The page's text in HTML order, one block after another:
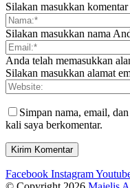
Silakan masukkan komentar
Silakan masukkan nama
Anda telah memasukkan
Silakan masukkan alamat
Simpan nama, email,
kali saya berkomentar.
Facebook Instagram